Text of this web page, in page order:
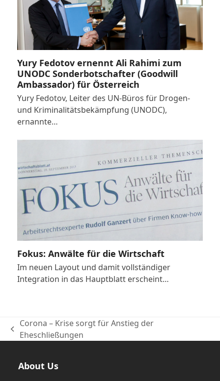
Yury Fedotov ernennt Ali Rahimi zum
UNODC Sonderbotschafter (Goodwill
Ambassador) für Österreich
Yury Fedotov, Leiter des UN-Büros für Drogen-
und Kriminalitätsbekämpfung (UNODC),
ernannte…
Fokus: Anwälte für die Wirtschaft
Im neuen Layout und damit vollständiger
Integration in das Hauptblatt erscheint…
vorheriger
Corona – Krise sorgt für Anstieg der
Eheschließungen
About Us